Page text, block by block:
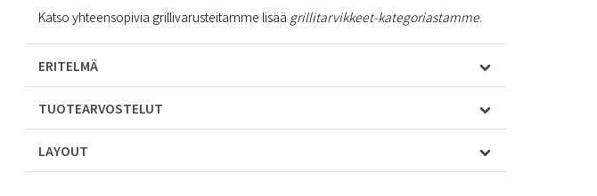
Katso yhteensopivia grillivarusteitamme lisää grillitarvikkeet-kategoriastamme.
ERITELMÄ
TUOTEARVOSTELUT
LAYOUT